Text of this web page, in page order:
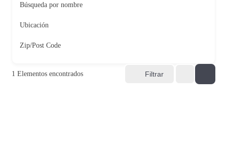
Búsqueda por nombre
Ubicación
Zip/Post Code
1 Elementos encontrados Filtrar